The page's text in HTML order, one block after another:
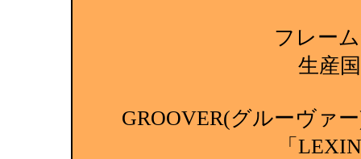
フレー
生産
GROOVER(グルーヴァ
「